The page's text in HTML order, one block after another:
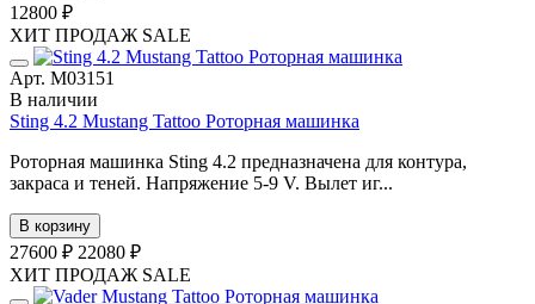
12800 ₽
ХИТ ПРОДАЖ SALE
Арт. М03151
В наличии
Sting 4.2 Mustang Tattoo Роторная машинка
Роторная машинка Sting 4.2 предназначена для контура,
закраса и теней. Напряжение 5-9 V. Вылет иг...
В корзину
27600 ₽ 22080 ₽
ХИТ ПРОДАЖ SALE